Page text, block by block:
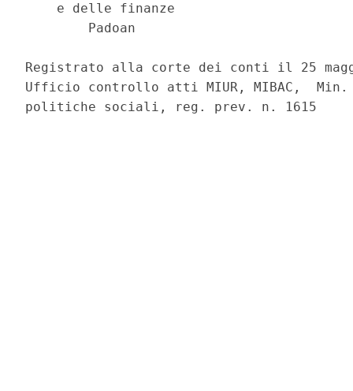
    e delle finanze
        Padoan
Registrato alla corte dei conti il 25
Ufficio controllo atti MIUR, MIBAC,